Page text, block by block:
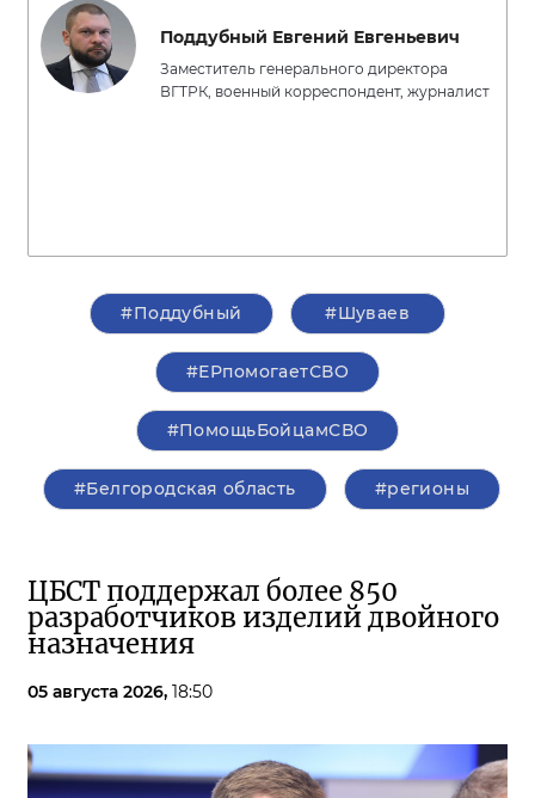
Поддубный Евгений Евгеньевич
Заместитель генерального директора
ВГТРК, военный корреспондент, журналист
#Поддубный #Шуваев
#ЕРпомогаетСВО
#ПомощьБойцамСВО
#Белгородская область #регионы
ЦБСТ поддержал более 850
разработчиков изделий двойного
назначения
05 августа 2026, 18:50